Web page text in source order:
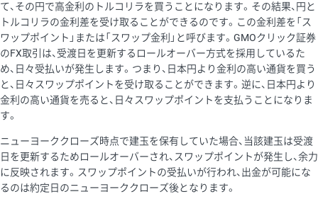
て、その円で高金利のトルコリラを買うことになります。その結果、円と
トルコリラの金利差を受け取ることができるのです。この金利差を「ス
ワップポイント」または「スワップ金利」と呼びます。GMOクリック証券
のFX取引は、受渡日を更新するロールオーバー方式を採用しているた
め、日々受払いが発生します。つまり、日本円より金利の高い通貨を買う
と、日々スワップポイントを受け取ることができます。逆に、日本円より
金利の高い通貨を売ると、日々スワップポイントを支払うことになりま
す。
ニューヨーククローズ時点で建玉を保有していた場合、当該建玉は受渡
日を更新するためロールオーバーされ、スワップポイントが発生し、余力
に反映されます。スワップポイントの受払いが行われ、出金が可能にな
るのは約定日のニューヨーククローズ後となります。